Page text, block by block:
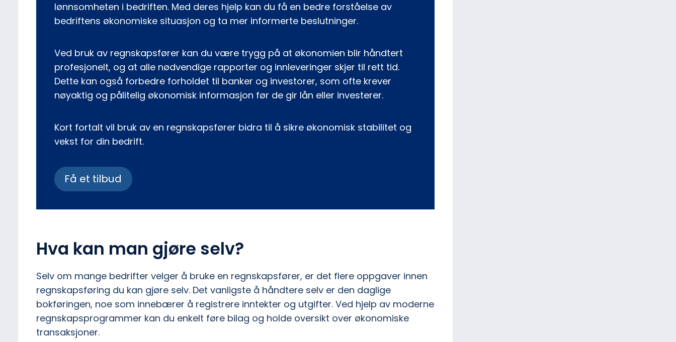
lønnsomheten i bedriften. Med deres hjelp kan du få en bedre forståelse av
bedriftens økonomiske situasjon og ta mer informerte beslutninger.
Ved bruk av regnskapsfører kan du være trygg på at økonomien blir håndtert
profesjonelt, og at alle nødvendige rapporter og innleveringer skjer til rett tid.
Dette kan også forbedre forholdet til banker og investorer, som ofte krever
nøyaktig og pålitelig økonomisk informasjon før de gir lån eller investerer.
Kort fortalt vil bruk av en regnskapsfører bidra til å sikre økonomisk stabilitet og
vekst for din bedrift.
Få et tilbud
Hva kan man gjøre selv?
Selv om mange bedrifter velger å bruke en regnskapsfører, er det flere oppgaver innen
regnskapsføring du kan gjøre selv. Det vanligste å håndtere selv er den daglige
bokføringen, noe som innebærer å registrere inntekter og utgifter. Ved hjelp av moderne
regnskapsprogrammer kan du enkelt føre bilag og holde oversikt over økonomiske
transaksjoner.